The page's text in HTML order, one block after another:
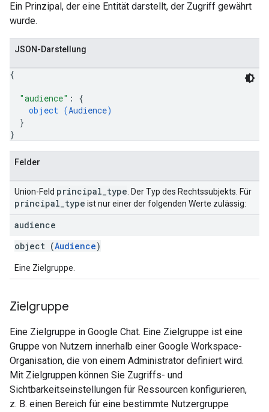
Ein Prinzipal, der eine Entität darstellt, der Zugriff gewährt
wurde.
JSON-Darstellung
{
"audience" : {
object (Audience)
}
}
Felder
Union-Feld principal type . Der Typ des Rechtssubjekts. Für
principal type ist nur einer der folgenden Werte zulässig:
audience
object (Audience)
Eine Zielgruppe.
Zielgruppe
Eine Zielgruppe in Google Chat. Eine Zielgruppe ist eine
Gruppe von Nutzern innerhalb einer Google Workspace-
Organisation, die von einem Administrator definiert wird.
Mit Zielgruppen können Sie Zugriffs- und
Sichtbarkeitseinstellungen für Ressourcen konfigurieren,
z. B. einen Bereich für eine bestimmte Nutzergruppe